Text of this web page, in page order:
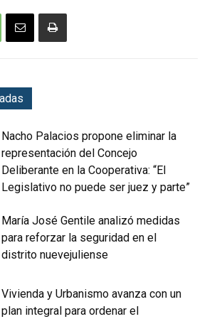
Nacho Palacios propone eliminar la
representación del Concejo
Deliberante en la Cooperativa: “El
Legislativo no puede ser juez y parte”
María José Gentile analizó medidas
para reforzar la seguridad en el
distrito nuevejuliense
Vivienda y Urbanismo avanza con un
plan integral para ordenar el